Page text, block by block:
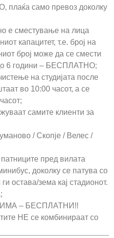
само превоз доколку
е сместување на лица
капацитет, т.е. број на
број може да се смести
6 години – БЕСПЛАТНО;
на студијата после
во 10:00 часот, а се
самите клиенти за
/ Скопје / Велес /
пред вилата
доколку се патува со
остава/зема кај стадионот.
– БЕСПЛАТНИ!!
НЕ се комбинираат со